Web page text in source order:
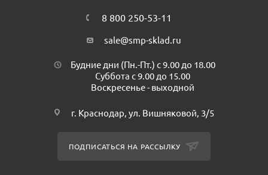
8 800 250-53-11
sale@smp-sklad.ru
Будние дни (Пн.-Пт.) с 9.00 до 18.00
Суббота с 9.00 до 15.00
Воскресенье - выходной
г. Краснодар, ул. Вишняковой, 3/5
ПОДПИСАТЬСЯ НА РАССЫЛКУ